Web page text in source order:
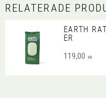
RELATERADE
EARTH
ER
119,00 KR